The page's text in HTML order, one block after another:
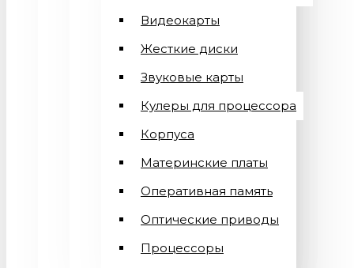
Видеокарты
Жесткие диски
Звуковые карты
Кулеры для процессора
Корпуса
Материнские платы
Оперативная память
Оптические приводы
Процессоры